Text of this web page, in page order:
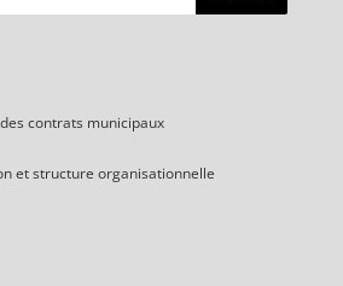
contrats municipaux
et structure organisationnelle